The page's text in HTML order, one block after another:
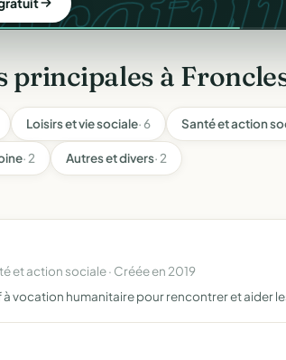
principales à
Loisirs et vie sociale· 6 Santé et action
· 2 Autres et divers· 2
et action sociale · Créée en 2019
vocation humanitaire pour rencontrer et aider